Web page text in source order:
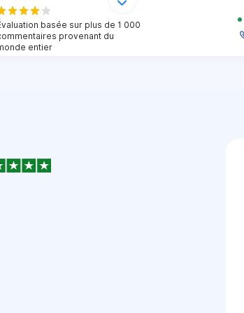
basée sur plus de 1 000
provenant du
entier